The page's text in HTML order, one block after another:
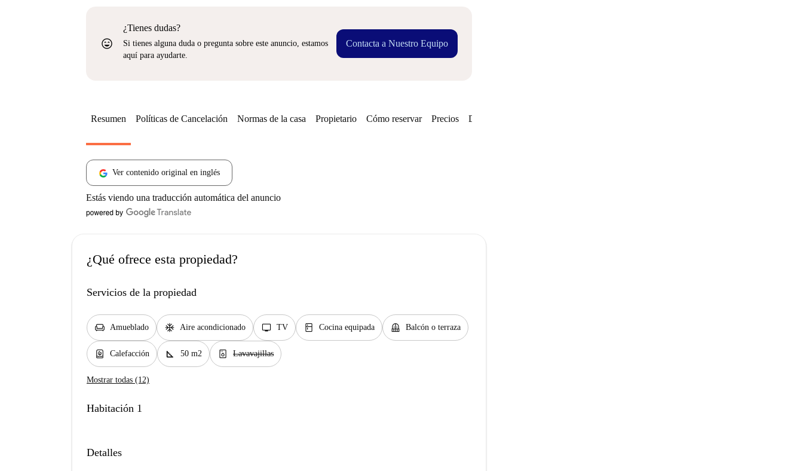
sentiment_very_satisfied
¿Tienes dudas?
Si tienes alguna duda o pregunta sobre este anuncio, estamos
aquí para ayudarte.
Contacta a Nuestro Equipo
Resumen Políticas de Cancelación Normas de la casa Propietario Cómo reservar Precios Disponibilidades
Ver contenido original en inglés
Estás viendo una traducción automática del anuncio
¿Qué ofrece esta propiedad?
Servicios de la propiedad
chair Amueblado ac_unit Aire acondicionado tv TV kitchen Cocina equipada balcony Balcón o terraza
water_heater Calefacción square_foot 50 m2 dishwasher_gen Lavavajillas
Mostrar todas (12)
Habitación 1
Detalles